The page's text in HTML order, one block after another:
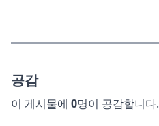
공감
이 게시물에 0명이 공감합니다.